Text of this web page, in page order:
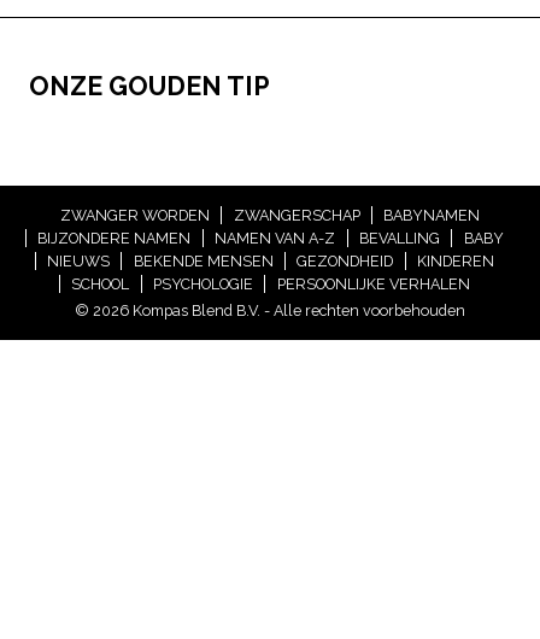
ONZE GOUDEN TIP
ZWANGER WORDEN ZWANGERSCHAP
BABYNAMEN
BIJZONDERE NAMEN
NAMEN VAN A-Z BEVALLING
BABY
NIEUWS
BEKENDE MENSEN GEZONDHEID
KINDEREN
SCHOOL
PSYCHOLOGIE
PERSOONLIJKE VERHALEN
© 2026 Kompas Blend B.V. - Alle rechten voorbehouden